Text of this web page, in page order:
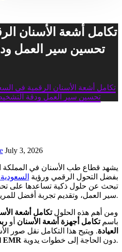
تكامل أشعة الأسنان
تحسين سير العمل
تكامل أشعة الأسنان الرقمية في
تحسين سير العمل ودقة
July 3, 2026
يشهد قطاع طب الأسنان في المملكة
بفضل التحول الرقمي ورؤية السعودية 2030
تبحث عن حلول ذكية تساعدها على
سير العمل، وتقديم تجربة أفضل للمريض.
ومن أهم هذه الحلولتكامل أشعة
باسمتكامل أجهزة أشعة الأسنان أو
العيادة. ويتيح هذا التكامل نقل صور
EMR دون الحاجة إلى خطوات يدوية.